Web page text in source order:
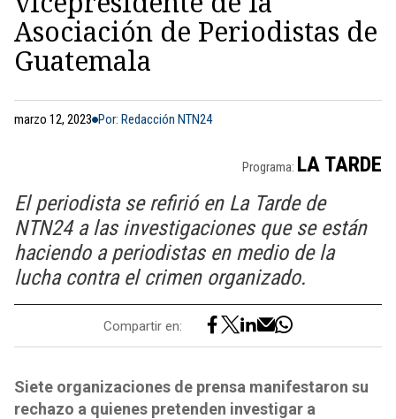
Asociación de Periodistas de
Guatemala
marzo 12, 2023 Por: Redacción NTN24
Programa: LA TARDE
El periodista se refirió en La Tarde de
NTN24 a las investigaciones que se están
haciendo a periodistas en medio de la
lucha contra el crimen organizado.
Compartir en:
Siete organizaciones de prensa manifestaron su
rechazo a quienes pretenden investigar a